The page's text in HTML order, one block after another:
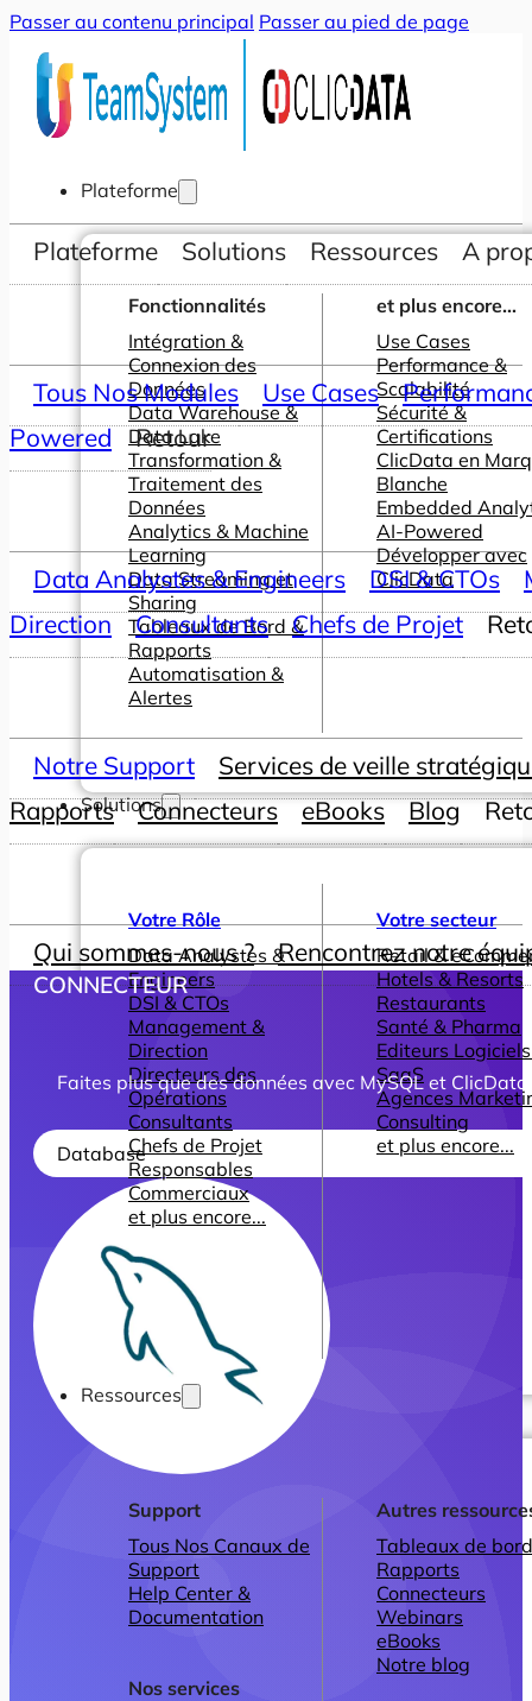
Passer au contenu principal Passer au pied de page
Plateforme
Fonctionnalités
Intégration &
Connexion des
Données
Data Warehouse &
Data Lake
Transformation &
Traitement des
Données
Analytics & Machine
Learning
Data Streaming et
Sharing
Tableaux de Bord &
Rapports
Automatisation &
Alertes
et plus encore...
Use Cases
Performance &
Scalabilité
Sécurité &
Certifications
ClicData en
Blanche
Embedded
AI-Powered
Développer avec
ClicData
Solutions
Votre Rôle
Data Analystes &
Engineers
DSI & CTOs
Management &
Direction
Directeurs des
Opérations
Consultants
Chefs de Projet
Responsables
Commerciaux
et plus encore...
Votre secteur
Retail &
Hotels & Resorts
Restaurants
Santé & Pharma
Editeurs
SaaS
Agences
Consulting
et plus encore...
Ressources
Support
Tous Nos Canaux de
Support
Help Center &
Documentation
Nos services
Autres
Tableaux de
Rapports
Connecteurs
Webinars
eBooks
Notre blog
Plateforme Solutions Ressources A
Tous Nos Modules Use Cases
Powered
Retour
Data Analystes & Engineers DSI & CTOs
Direction
Consultants Chefs de Projet
Notre Support
Services de veille
Rapports
Connecteurs eBooks Blog
Qui sommes-nous ? Rencontrez notre
CONNECTEUR
Faites plus que des données avec MySQL et ClicData
Database